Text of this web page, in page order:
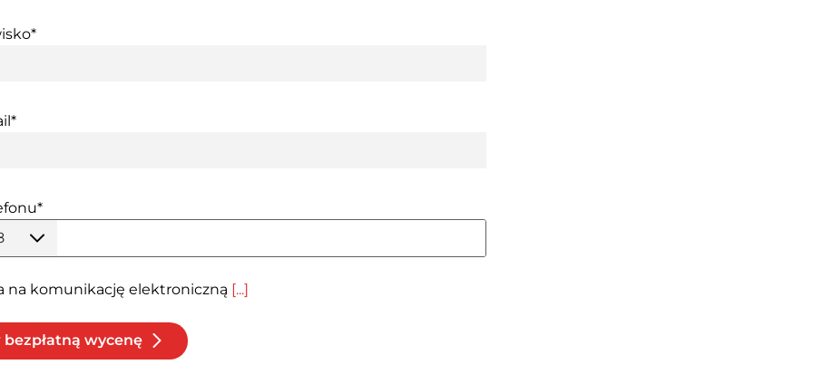
na komunikację elektroniczną [...]
wycenę